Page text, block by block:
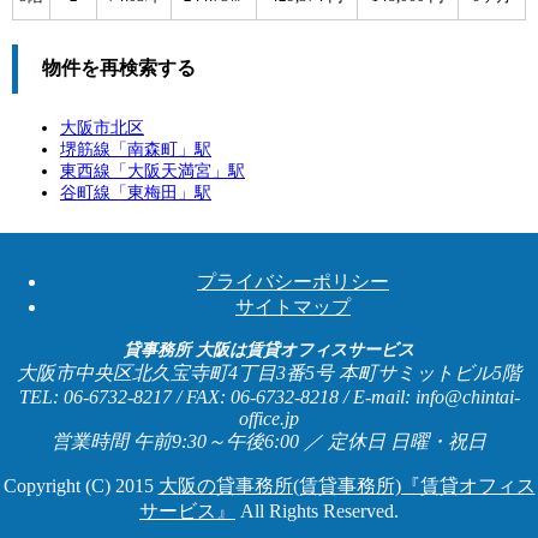
物件を再検索する
大阪市北区
堺筋線「南森町 」駅
東西線「 大阪天満宮 」駅
谷町線「東梅田 」駅
プライバシーポリシー
サイトマップ
貸事務所 大阪は賃貸オフィスサービス
大阪市中央区北久宝寺町4丁目3番5号 本町サミットビル5階
TEL: 06-6732-8217 / FAX: 06-6732-8218 / E-mail: info@chintai-
office.jp
営業時間 午前9:30～午後6:00 ／ 定休日 日曜・祝日
Copyright (C) 2015 大阪の貸事務所(賃貸事務所)『賃貸オフィス
サービス』
All Rights Reserved.